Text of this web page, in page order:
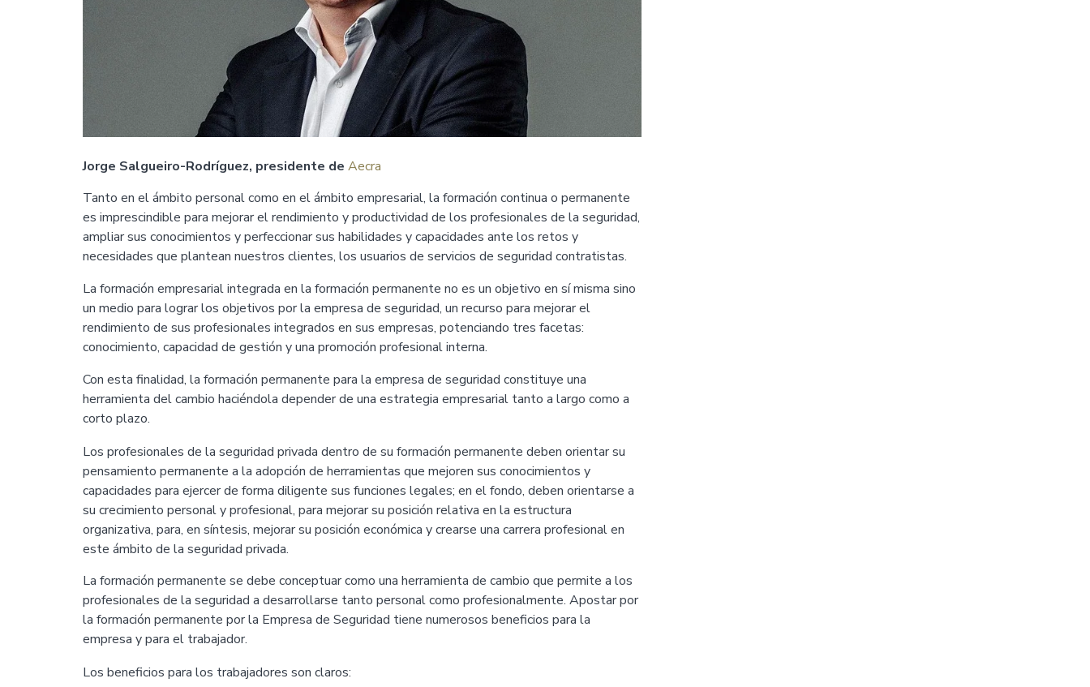
Jorge Salgueiro-Rodríguez, presidente de Aecra
Tanto en el ámbito personal como en el ámbito empresarial, la formación continua o permanente
es imprescindible para mejorar el rendimiento y productividad de los profesionales de la seguridad,
ampliar sus conocimientos y perfeccionar sus habilidades y capacidades ante los retos y
necesidades que plantean nuestros clientes, los usuarios de servicios de seguridad contratistas.
La formación empresarial integrada en la formación permanente no es un objetivo en sí misma sino
un medio para lograr los objetivos por la empresa de seguridad, un recurso para mejorar el
rendimiento de sus profesionales integrados en sus empresas, potenciando tres facetas:
conocimiento, capacidad de gestión y una promoción profesional interna.
Con esta finalidad, la formación permanente para la empresa de seguridad constituye una
herramienta del cambio haciéndola depender de una estrategia empresarial tanto a largo como a
corto plazo.
Los profesionales de la seguridad privada dentro de su formación permanente deben orientar su
pensamiento permanente a la adopción de herramientas que mejoren sus conocimientos y
capacidades para ejercer de forma diligente sus funciones legales; en el fondo, deben orientarse a
su crecimiento personal y profesional, para mejorar su posición relativa en la estructura
organizativa, para, en síntesis, mejorar su posición económica y crearse una carrera profesional en
este ámbito de la seguridad privada.
La formación permanente se debe conceptuar como una herramienta de cambio que permite a los
profesionales de la seguridad a desarrollarse tanto personal como profesionalmente. Apostar por
la formación permanente por la Empresa de Seguridad tiene numerosos beneficios para la
empresa y para el trabajador.
Los beneficios para los trabajadores son claros: